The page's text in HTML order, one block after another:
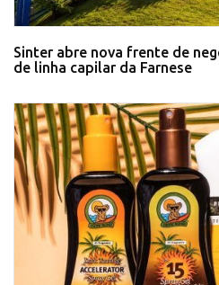
Sinter abre nova frente de
de linha capilar da Farnese